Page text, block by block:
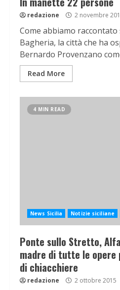
redazione 2 novembre
Come abbiamo
Bagheria, la città che ha
Bernardo Provenzano
Read More
4 MIN READ
News Sicilia Notizie siciliane
Ponte sullo Stretto,
madre di tutte le opere
di chiacchiere
redazione 2 ottobre 2015